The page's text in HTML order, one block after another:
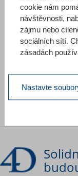
urychlení
Náš tým s
cookie nám
návštěvnosti,
zájmu nebo
sociálních sítí.
zásadách
Nastavte